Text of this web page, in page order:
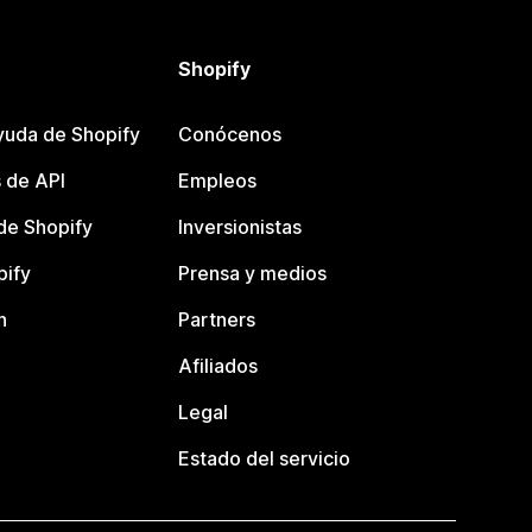
de Shopify
API
Shopify
Shopify
Conócenos
Empleos
Inversionistas
Prensa y medios
Partners
Afiliados
Legal
Estado del servicio